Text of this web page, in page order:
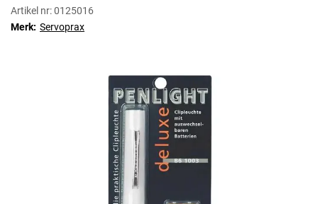
Artikel nr: 0125016
Merk: Servoprax